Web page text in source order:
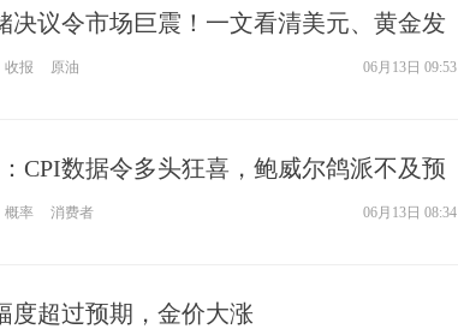
决议令市场巨震！一文看清美元、黄金发
收报 原油 06月13日 09:53
CPI数据令多头狂喜，鲍威尔鸽派不及预
机会？机构点评汇总
概率 消费者 06月13日 08:34
度超过预期，金价大涨